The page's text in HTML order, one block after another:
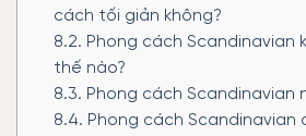
cách tối giản không?
8.2. Phong cách Scandinavian
thế nào?
8.3. Phong cách Scandinavian
8.4. Phong cách Scandinavian